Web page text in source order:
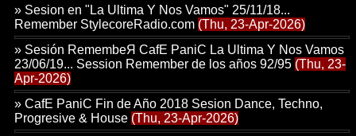
» Sesion en "La Ultima Y Nos Vamos" 25/11/18...
Remember StylecoreRadio.com (Thu, 23-Apr-2026)
» Sesión RemembeЯ CafE PaniC La Ultima Y Nos Vamos
23/06/19... Session Remember de los años 92/95 (Thu, 23-
Apr-2026)
» CafE PaniC Fin de Año 2018 Sesion Dance, Techno,
Progresive & House (Thu, 23-Apr-2026)